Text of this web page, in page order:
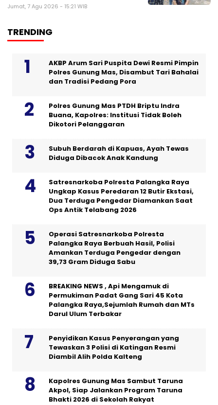
Jumat, 7 Agu 2026 - 15:21 WIB
TRENDING
AKBP Arum Sari Puspita Dewi Resmi Pimpin
Polres Gunung Mas, Disambut Tari Bahalai
dan Tradisi Pedang Pora
Polres Gunung Mas PTDH Briptu Indra
Buana, Kapolres: Institusi Tidak Boleh
Dikotori Pelanggaran
Subuh Berdarah di Kapuas, Ayah Tewas
Diduga Dibacok Anak Kandung
Satresnarkoba Polresta Palangka Raya
Ungkap Kasus Peredaran 12 Butir Ekstasi,
Dua Terduga Pengedar Diamankan Saat
Ops Antik Telabang 2026
Operasi Satresnarkoba Polresta
Palangka Raya Berbuah Hasil, Polisi
Amankan Terduga Pengedar dengan
39,73 Gram Diduga Sabu
BREAKING NEWS , Api Mengamuk di
Permukiman Padat Gang Sari 45 Kota
Palangka Raya,Sejumlah Rumah dan MTs
Darul Ulum Terbakar
Penyidikan Kasus Penyerangan yang
Tewaskan 3 Polisi di Katingan Resmi
Diambil Alih Polda Kalteng
Kapolres Gunung Mas Sambut Taruna
Akpol, Siap Jalankan Program Taruna
Bhakti 2026 di Sekolah Rakyat